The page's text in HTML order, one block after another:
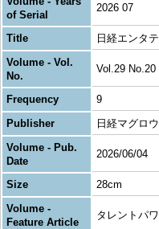
of Serial
2026 07
Title
日経エンタ
Volume - Vol.
No.
Vol.29 No.20
Frequency
9
Publisher
日経マグロ
Volume - Pub.
Date
2026/06/04
Size
28cm
Volume -
Feature Article
タレントパ